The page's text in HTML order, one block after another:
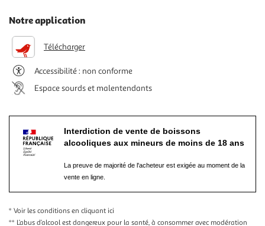
Notre application
Télécharger
Accessibilité : non conforme
Espace sourds et malentendants
Interdiction de vente de boissons
alcooliques aux mineurs de moins de 18 ans
La preuve de majorité de l'acheteur est exigée au moment de la
vente en ligne.
* Voir les conditions en cliquant ici
** L’abus d’alcool est dangereux pour la santé, à consommer avec modération